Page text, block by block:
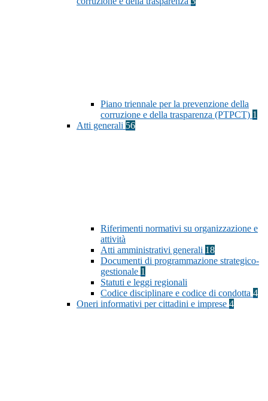
Piano triennale per la prevenzione della
corruzione e della trasparenza (PTPCT) 1
Atti generali 56
Riferimenti normativi su organizzazione e
attività
Atti amministrativi generali 18
Documenti di programmazione strategico-
gestionale 1
Statuti e leggi regionali
Codice disciplinare e codice di condotta 4
Oneri informativi per cittadini e imprese 4